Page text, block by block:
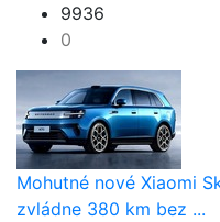
9936
0
Mohutné nové Xiaomi
zvládne 380 km bez ...